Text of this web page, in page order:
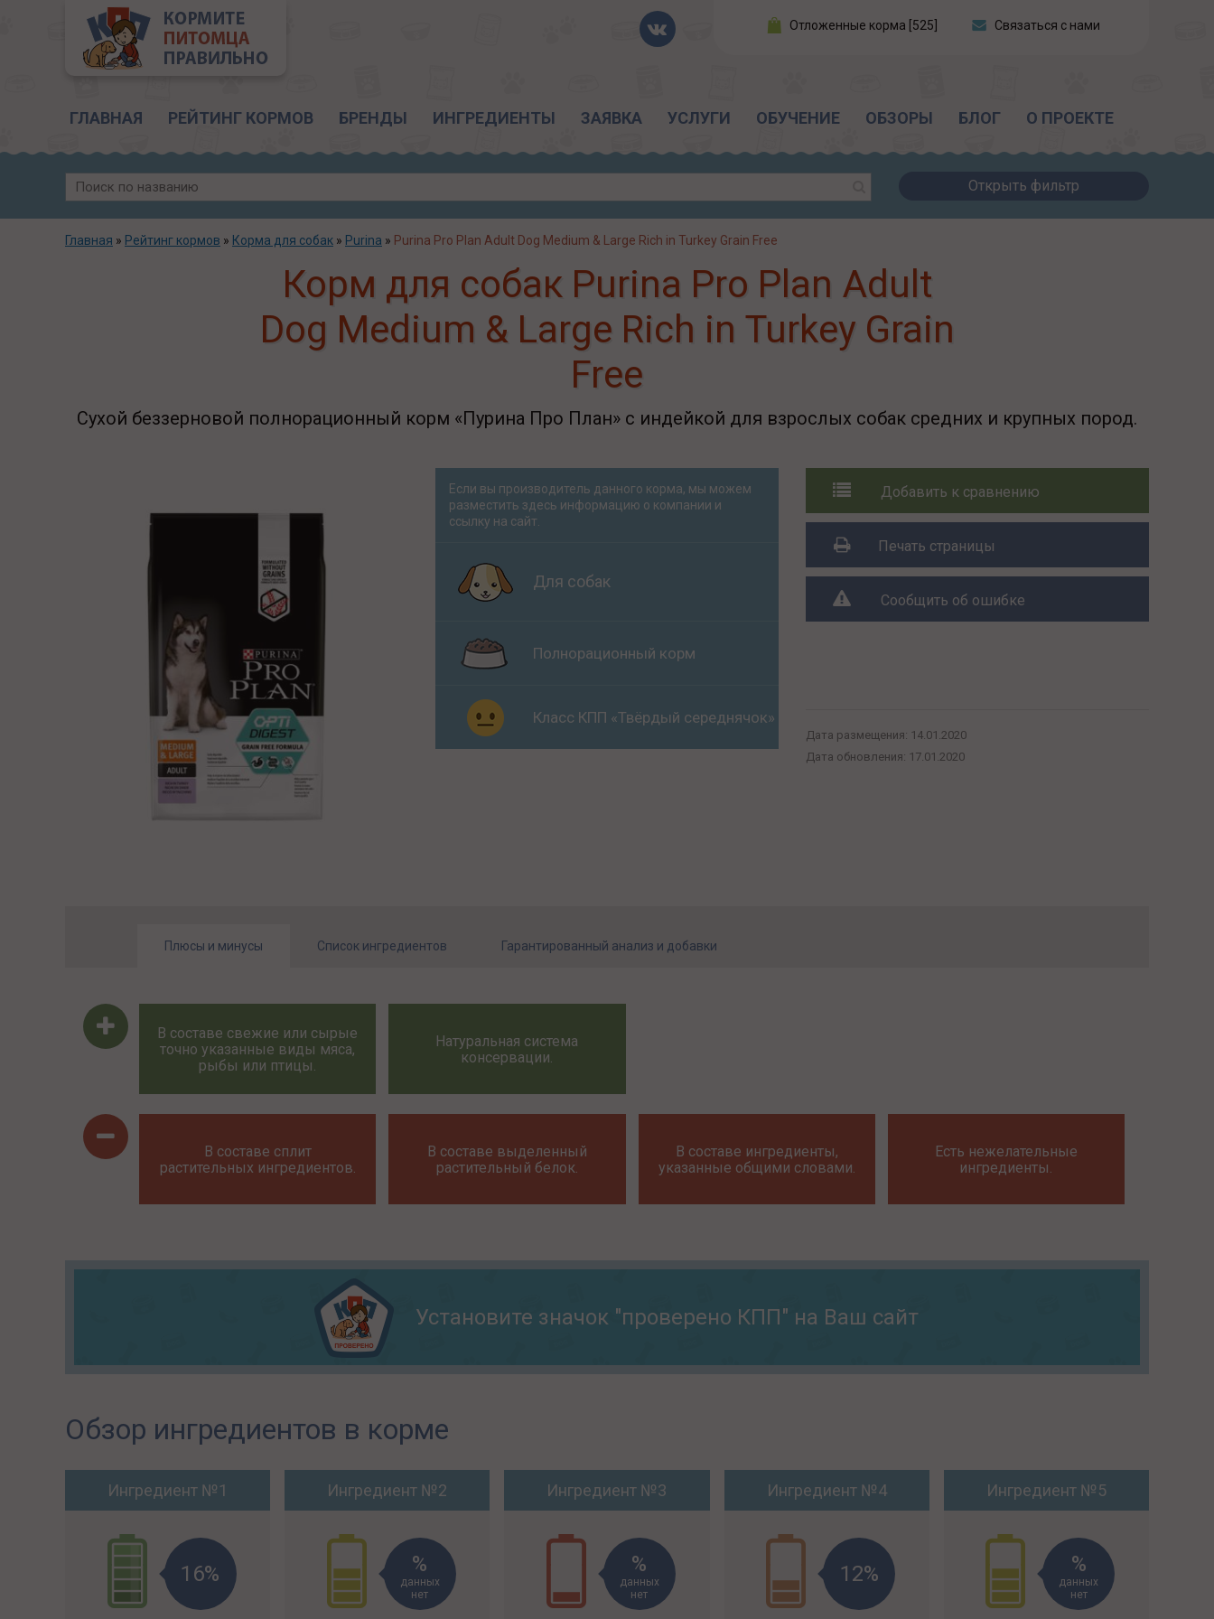
Отложенные корма [525] Связаться с нами
ГЛАВНАЯ РЕЙТИНГ КОРМОВ БРЕНДЫ ИНГРЕДИЕНТЫ ЗАЯВКА УСЛУГИ ОБУЧЕНИЕ ОБЗОРЫ БЛОГ О ПРОЕКТЕ
Открыть фильтр
Главная » Рейтинг кормов » Корма для собак » Purina » Purina Pro Plan Adult Dog Medium & Large Rich in Turkey Grain Free
Корм для собак Purina Pro Plan Adult
Dog Medium & Large Rich in Turkey Grain
Free
Сухой беззерновой полнорационный корм «Пурина Про План» с индейкой для взрослых собак средних и крупных пород.
Если вы производитель данного корма, мы можем
разместить здесь информацию о компании и
ссылку на сайт.
Для собак
Полнорационный корм
Класс КПП «Твёрдый середнячок»
Добавить к сравнению
Печать страницы
Сообщить об ошибке
Дата размещения: 14.01.2020
Дата обновления: 17.01.2020
Плюсы и минусы Список ингредиентов Гарантированный анализ и добавки
В составе свежие или сырые
точно указанные виды мяса,
рыбы или птицы.
Натуральная система
консервации.
В составе сплит
растительных ингредиентов.
В составе выделенный
растительный белок.
В составе ингредиенты,
указанные общими словами.
Есть нежелательные
ингредиенты.
Установите значок "проверено КПП" на Ваш сайт
Обзор ингредиентов в корме
Ингредиент №1
16%
Ингредиент №2
данных
нет
Ингредиент №3
данных
нет
Ингредиент №4
12%
Ингредиент №5
данных
нет